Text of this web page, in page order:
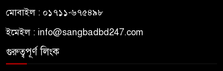
উঠলেন আ.লীগ নেতা
৮
মোবাইল : ০১৭১১-৬৭৫৪৯৮
ইমেইল : info@sangbadbd247.com
গুরুত্বপূর্ণ লিংক